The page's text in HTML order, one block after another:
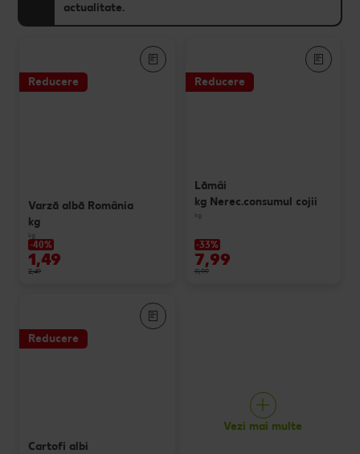
actualitate.
Reducere
Varză albă România
kg
kg
-40%
1,49
2,49
Reducere
Lămâi
kg Nerec.consumul cojii
kg
-33%
7,99
11,99
Reducere
Cartofi albi
Vezi mai multe